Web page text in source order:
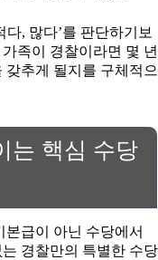
, 많다’를 판단하기보
족이 경찰이라면 몇 년
갖추게 될지를 구체적으
는 핵심 수당
급이 아닌 수당에서
경찰만의 특별한 수당